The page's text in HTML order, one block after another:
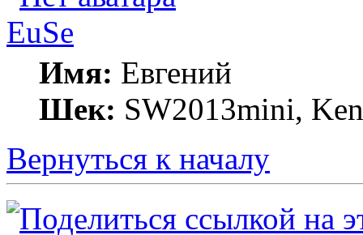
EuSe
Имя: Евгений
Шек: SW2013mini,
Вернуться к началу